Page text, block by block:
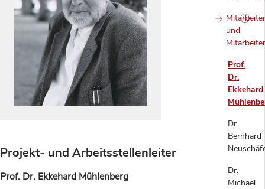
und
Mitarbeiter
Prof.
Dr.
Ekkehard
Dr.
Bernhard
Dr.
Michael
Projekt- und Arbeitsstellenleiter
Prof. Dr. Ekkehard Mühlenberg